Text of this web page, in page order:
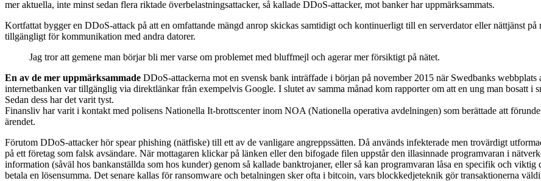
mer aktuella, inte minst sedan flera riktade överbelastningsattacker, så kallade DDoS-attacker, mot banker har uppmärksammats.
Kortfattat bygger en DDoS-attack på att en omfattande mängd anrop skickas samtidigt och kontinuerligt till en serverdator eller nättjänst
tillgängligt för kommunikation med andra datorer.
Jag tror att gemene man börjar bli mer varse om problemet med bluffmejl och agerar mer försiktigt på nätet.
En av de mer uppmärksammade DDoS-attackerna mot en svensk bank inträffade i början på november 2015 när Swedbanks
internetbanken var tillgänglig via direktlänkar från exempelvis Google. I slutet av samma månad kom rapporter om att en ung man bosatt i
Sedan dess har det varit tyst.
Finansliv har varit i kontakt med polisens Nationella It-brottscenter inom NOA (Nationella operativa avdelningen) som berättade att
ärendet.
Förutom DDoS-attacker hör spear phishing (nätfiske) till ett av de vanligare angreppssätten. Då används infekterade men trovärdigt
på ett företag som falsk avsändare. När mottagaren klickar på länken eller den bifogade filen uppstår den illasinnade programvaran i
information (såväl hos bankanställda som hos kunder) genom så kallade banktrojaner, eller så kan programvaran låsa en specifik och
betala en lösensumma. Det senare kallas för ransomware och betalningen sker ofta i bitcoin, vars blockkedjeteknik gör transaktionerna